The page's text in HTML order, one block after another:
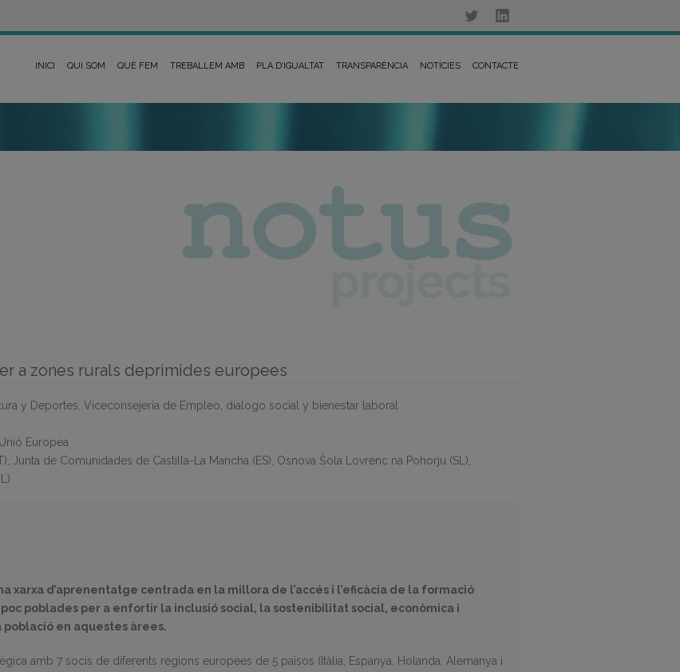
INICI QUI SOM QUÈ FEM TREBALLEM AMB PLA D’IGUALTAT TRANSPARÈNCIA NOTÍCIES CONTACTE
a zones rurals deprimides europees
y Deportes, Viceconsejeria de Empleo, dialogo social y bienestar laboral
Europea
Junta de Comunidades de Castilla-La Mancha (ES), Osnova Šola Lovrenc na Pohorju (SL),
xarxa d’aprenentatge centrada en la millora de l’accés i l’eficàcia de la formació
poblades per a enfortir la inclusió social, la sostenibilitat social, econòmica i
en aquestes àrees.
amb 7 socis de diferents regions europees de 5 països (Itàlia, Espanya, Holanda, Alemanya i